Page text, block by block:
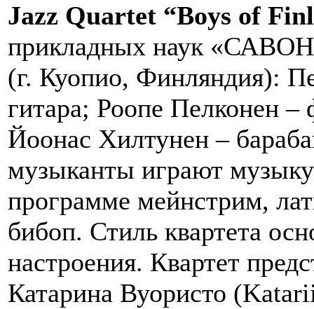
Jazz Quartet “Boys of
прикладных наук
(г. Куопио, Финляндия):
гитара; Роопе Пелконен
Йоонас Хилтунен –
музыканты играют
программе мейнстрим,
бибоп. Стиль квартета
настроения. Квартет
Катарина Вуористо